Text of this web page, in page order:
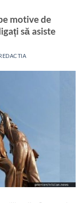
motive de
să asiste